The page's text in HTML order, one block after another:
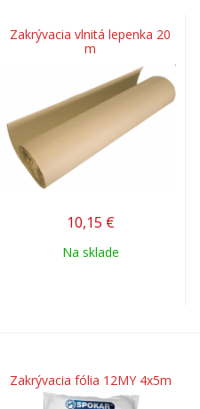
Zakrývacia vlnitá lepenka 20
m
10,15 €
Na sklade
Zakrývacia fólia 12MY 4x5m